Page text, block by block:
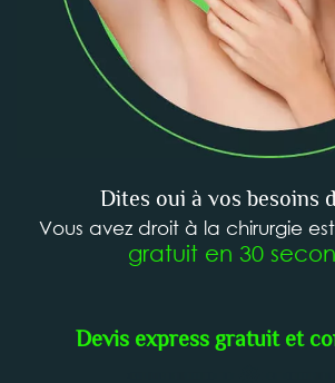
Dites oui à vos besoins
Vous avez droit à la chirurgie
gratuit en 30
Devis express gratuit et